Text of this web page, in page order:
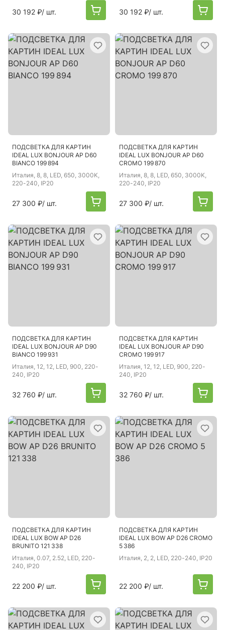
30 192 ₽/ шт. 30 192 ₽/ шт.
ПОДСВЕТКА ДЛЯ КАРТИН
IDEAL LUX BONJOUR AP D60
BIANCO 199 894
Италия, 8, 8, LED, 650, 3000K,
220-240, IP20
27 300 ₽/ шт.
ПОДСВЕТКА ДЛЯ КАРТИН
IDEAL LUX BONJOUR AP D60
CROMO 199 870
Италия, 8, 8, LED, 650, 3000K,
220-240, IP20
27 300 ₽/ шт.
ПОДСВЕТКА ДЛЯ КАРТИН
IDEAL LUX BONJOUR AP D90
BIANCO 199 931
Италия, 12, 12, LED, 900, 220-
240, IP20
32 760 ₽/ шт.
ПОДСВЕТКА ДЛЯ КАРТИН
IDEAL LUX BONJOUR AP D90
CROMO 199 917
Италия, 12, 12, LED, 900, 220-
240, IP20
32 760 ₽/ шт.
ПОДСВЕТКА ДЛЯ КАРТИН
IDEAL LUX BOW AP D26
BRUNITO 121 338
Италия, 0.07, 2.52, LED, 220-
240, IP20
22 200 ₽/ шт.
ПОДСВЕТКА ДЛЯ КАРТИН
IDEAL LUX BOW AP D26 CROMO
5 386
Италия, 2, 2, LED, 220-240, IP20
22 200 ₽/ шт.